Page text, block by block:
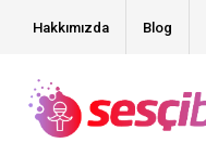
Hakkımızda Blog